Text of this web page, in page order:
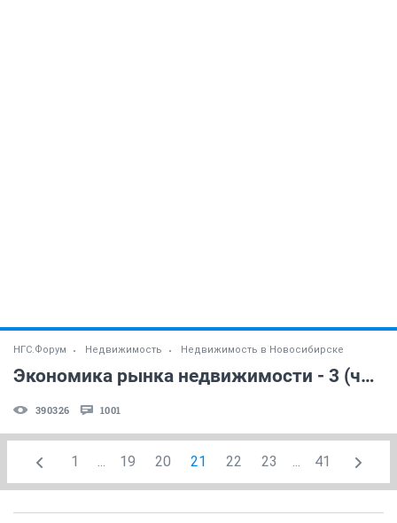
НГС.Форум Недвижимость Недвижимость в Новосибирске
Экономика рынка недвижимости - 3 (часть 18)
390326 1001
1 ... 19 20 21 22 23 ... 41